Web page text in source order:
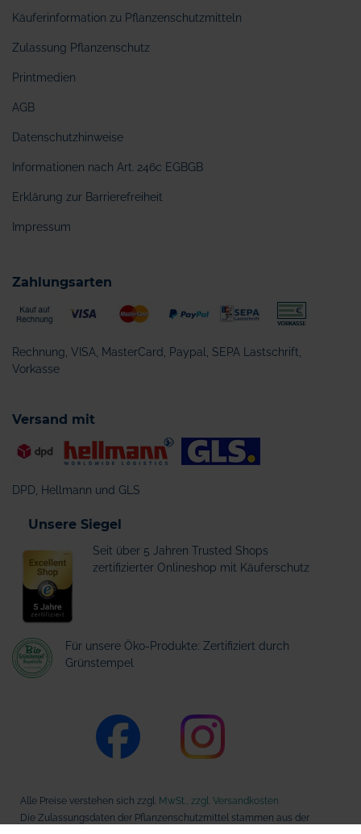
Käuferinformation zu Pflanzenschutzmitteln
Zulassung Pflanzenschutz
Printmedien
AGB
Datenschutzhinweise
Informationen nach Art. 246c EGBGB
Erklärung zur Barrierefreiheit
Impressum
Zahlungsarten
Rechnung, VISA, MasterCard, Paypal, SEPA Lastschrift,
Vorkasse
Versand mit
DPD, Hellmann und GLS
Unsere Siegel
Seit über 5 Jahren Trusted Shops
zertifizierter Onlineshop mit Käuferschutz
Für unsere Öko-Produkte: Zertifiziert durch
Grünstempel
Alle Preise verstehen sich zzgl. MwSt., zzgl. Versandkosten
Die Zulassungsdaten der Pflanzenschutzmittel stammen aus der